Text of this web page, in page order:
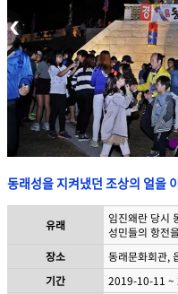
동래성을 지켜냈던 조상의 얼을
유래
임진왜란 당시
성민들의 항전
장소
동래문화회관,
기간
2019-10-11 ~